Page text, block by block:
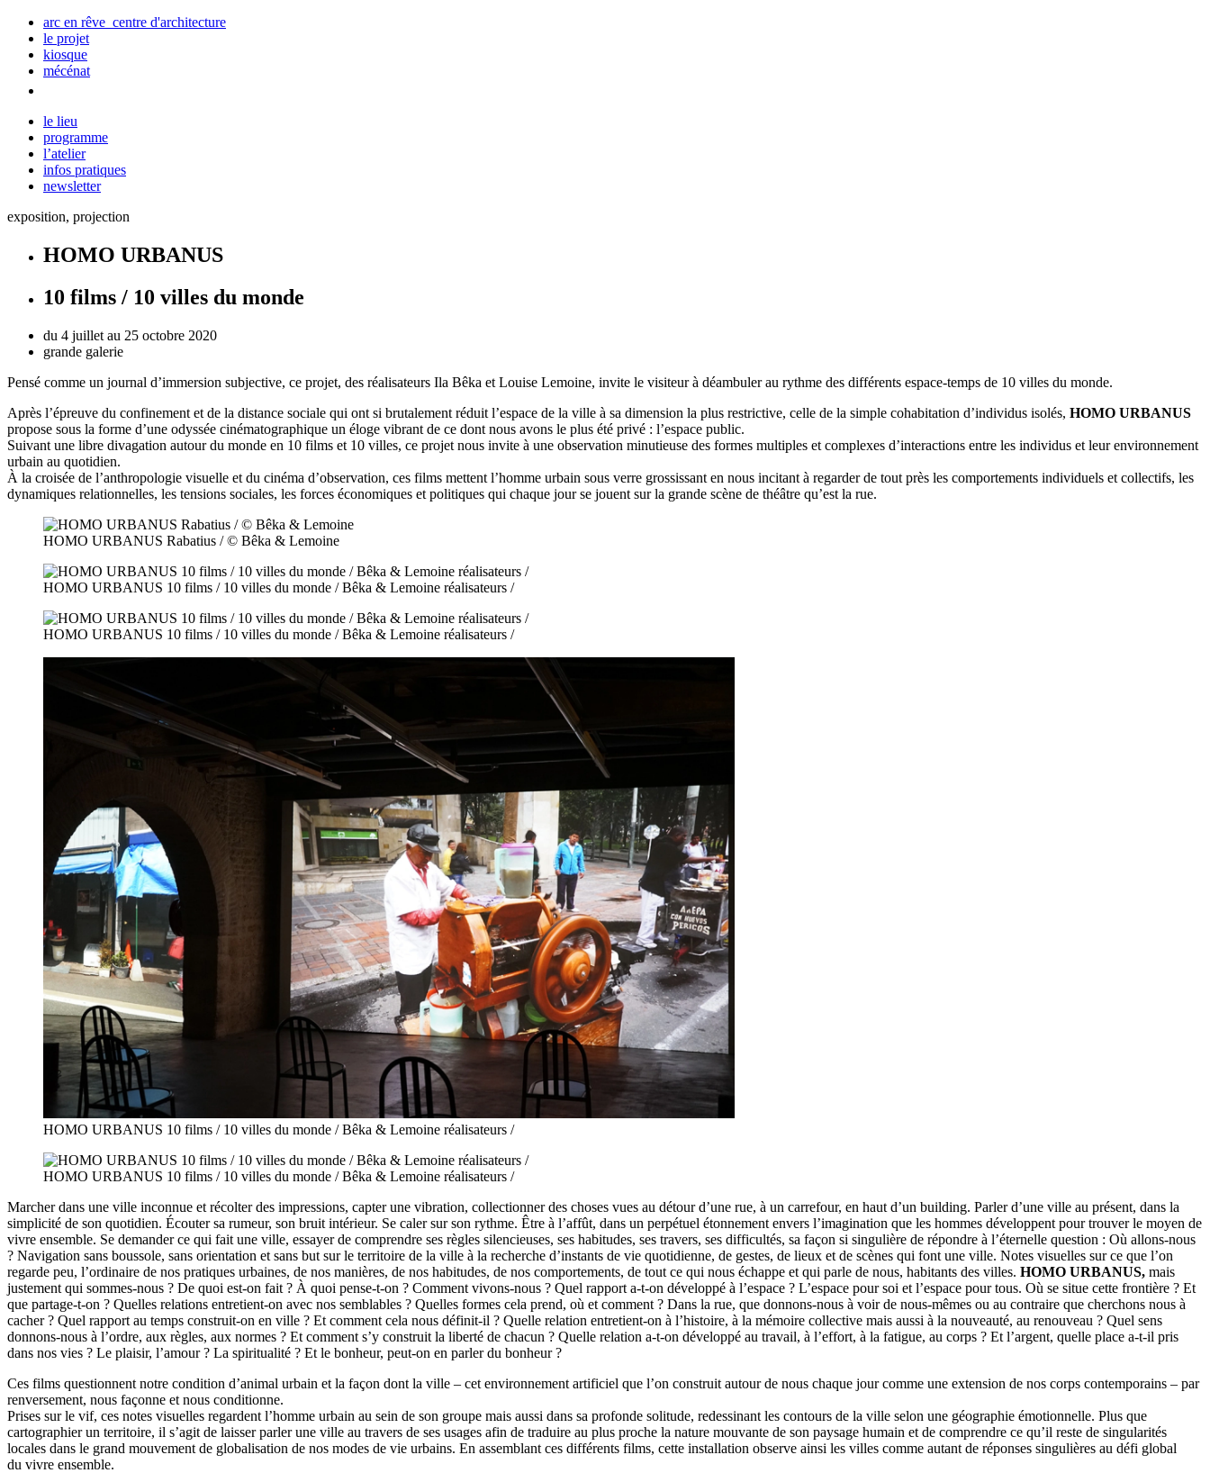
arc en rêve centre d'architecture
le projet
kiosque
mécénat
le lieu
programme
l’atelier
infos pratiques
newsletter
exposition, projection
HOMO URBANUS
10 films / 10 villes du monde
du 4 juillet au 25 octobre 2020
grande galerie
Pensé comme un journal d’immersion subjective, ce projet, des réalisateurs Ila Bêka et Louise Lemoine, invite le visiteur à déambuler au rythme des différents espace-temps de 10 villes du monde.
Après l’épreuve du confinement et de la distance sociale qui ont si brutalement réduit l’espace de la ville à sa dimension la plus restrictive, celle de la simple cohabitation d’individus isolés, HOMO URBANUS
propose sous la forme d’une odyssée cinématographique un éloge vibrant de ce dont nous avons le plus été privé : l’espace public.
Suivant une libre divagation autour du monde en 10 films et 10 villes, ce projet nous invite à une observation minutieuse des formes multiples et complexes d’interactions entre les individus et leur environnement
urbain au quotidien.
À la croisée de l’anthropologie visuelle et du cinéma d’observation, ces films mettent l’homme urbain sous verre grossissant en nous incitant à regarder de tout près les comportements individuels et collectifs, les
dynamiques relationnelles, les tensions sociales, les forces économiques et politiques qui chaque jour se jouent sur la grande scène de théâtre qu’est la rue.
HOMO URBANUS Rabatius / © Bêka & Lemoine
HOMO URBANUS 10 films / 10 villes du monde / Bêka & Lemoine réalisateurs /
HOMO URBANUS 10 films / 10 villes du monde / Bêka & Lemoine réalisateurs /
HOMO URBANUS 10 films / 10 villes du monde / Bêka & Lemoine réalisateurs /
HOMO URBANUS 10 films / 10 villes du monde / Bêka & Lemoine réalisateurs /
Marcher dans une ville inconnue et récolter des impressions, capter une vibration, collectionner des choses vues au détour d’une rue, à un carrefour, en haut d’un building. Parler d’une ville au présent, dans la
simplicité de son quotidien. Écouter sa rumeur, son bruit intérieur. Se caler sur son rythme. Être à l’affût, dans un perpétuel étonnement envers l’imagination que les hommes développent pour trouver le moyen de
vivre ensemble. Se demander ce qui fait une ville, essayer de comprendre ses règles silencieuses, ses habitudes, ses travers, ses difficultés, sa façon si singulière de répondre à l’éternelle question : Où allons-nous
? Navigation sans boussole, sans orientation et sans but sur le territoire de la ville à la recherche d’instants de vie quotidienne, de gestes, de lieux et de scènes qui font une ville. Notes visuelles sur ce que l’on
regarde peu, l’ordinaire de nos pratiques urbaines, de nos manières, de nos habitudes, de nos comportements, de tout ce qui nous échappe et qui parle de nous, habitants des villes. HOMO URBANUS, mais
justement qui sommes-nous ? De quoi est-on fait ? À quoi pense-t-on ? Comment vivons-nous ? Quel rapport a-t-on développé à l’espace ? L’espace pour soi et l’espace pour tous. Où se situe cette frontière ? Et
que partage-t-on ? Quelles relations entretient-on avec nos semblables ? Quelles formes cela prend, où et comment ? Dans la rue, que donnons-nous à voir de nous-mêmes ou au contraire que cherchons nous à
cacher ? Quel rapport au temps construit-on en ville ? Et comment cela nous définit-il ? Quelle relation entretient-on à l’histoire, à la mémoire collective mais aussi à la nouveauté, au renouveau ? Quel sens
donnons-nous à l’ordre, aux règles, aux normes ? Et comment s’y construit la liberté de chacun ? Quelle relation a-t-on développé au travail, à l’effort, à la fatigue, au corps ? Et l’argent, quelle place a-t-il pris
dans nos vies ? Le plaisir, l’amour ? La spiritualité ? Et le bonheur, peut-on en parler du bonheur ?
Ces films questionnent notre condition d’animal urbain et la façon dont la ville – cet environnement artificiel que l’on construit autour de nous chaque jour comme une extension de nos corps contemporains – par
renversement, nous façonne et nous conditionne.
Prises sur le vif, ces notes visuelles regardent l’homme urbain au sein de son groupe mais aussi dans sa profonde solitude, redessinant les contours de la ville selon une géographie émotionnelle. Plus que
cartographier un territoire, il s’agit de laisser parler une ville au travers de ses usages afin de traduire au plus proche la nature mouvante de son paysage humain et de comprendre ce qu’il reste de singularités
locales dans le grand mouvement de globalisation de nos modes de vie urbains. En assemblant ces différents films, cette installation observe ainsi les villes comme autant de réponses singulières au défi global
du vivre ensemble.